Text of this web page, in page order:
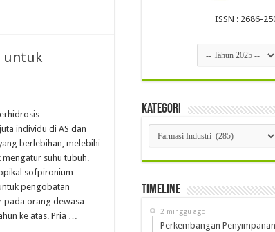
untuk
individu di AS dan
berlebihan, melebihi
suhu tubuh.
sofpironium
pengobatan
pada orang dewasa
ke atas. Pria …
ISSN : 2686-
Kategori
Kategori
Timeline
2 minggu ago
Perkembangan